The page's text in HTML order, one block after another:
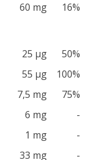
60 mg 16%
25 μg
50%
55 μg
100%
7,5 mg
75%
6 mg
-
1 mg
-
33 mg
-